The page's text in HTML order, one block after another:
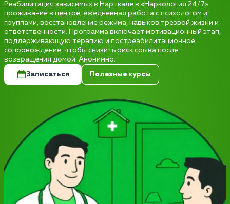
Реабилитация зависимых в Нарткале в «Наркология 24/7»:
проживание в центре, ежедневная работа с психологом и
группами, восстановление режима, навыков трезвой жизни и
ответственности. Программа включает мотивационный этап,
поддерживающую терапию и постреабилитационное
сопровождение, чтобы снизить риск срыва после
возвращения домой. Анонимно.
Записаться Полезные курсы